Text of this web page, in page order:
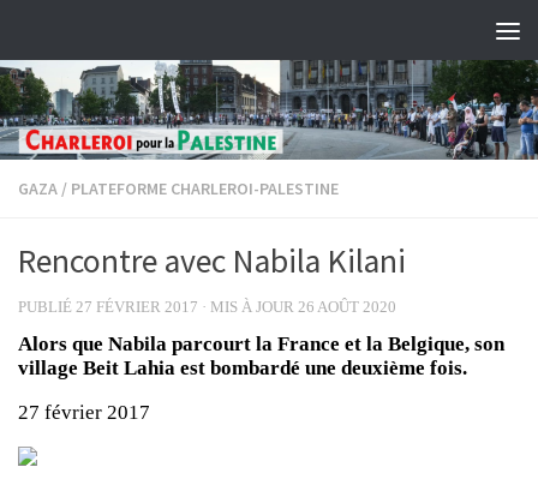
GAZA / PLATEFORME CHARLEROI-PALESTINE
Rencontre avec Nabila Kilani
PUBLIÉ 27 FÉVRIER 2017 · MIS À JOUR 26 AOÛT 2020
Alors que Nabila parcourt la France et la Belgique, son
village Beit Lahia est bombardé une deuxième fois.
27 février 2017